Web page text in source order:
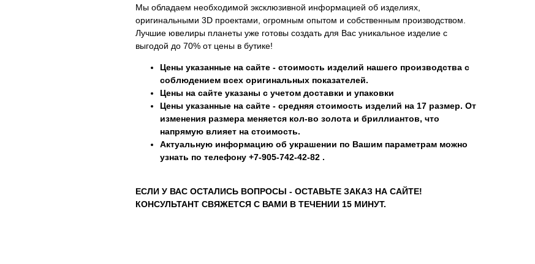
Мы обладаем необходимой эксклюзивной информацией об изделиях,
оригинальными 3D проектами, огромным опытом и собственным производством.
Лучшие ювелиры планеты уже готовы создать для Вас уникальное изделие с
выгодой до 70% от цены в бутике!
Цены указанные на сайте - стоимость изделий нашего производства с
соблюдением всех оригинальных показателей.
Цены на сайте указаны с учетом доставки и упаковки
Цены указанные на сайте - средняя стоимость изделий на 17 размер. От
изменения размера меняется кол-во золота и бриллиантов, что
напрямую влияет на стоимость.
Актуальную информацию об украшении по Вашим параметрам можно
узнать по телефону +7-905-742-42-82 .
ЕСЛИ У ВАС ОСТАЛИСЬ ВОПРОСЫ - ОСТАВЬТЕ ЗАКАЗ НА САЙТЕ!
КОНСУЛЬТАНТ СВЯЖЕТСЯ С ВАМИ В ТЕЧЕНИИ 15 МИНУТ.